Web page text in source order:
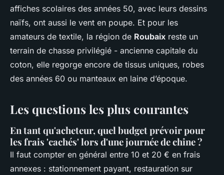
affiches scolaires des années 50, avec leurs dessins
naïfs, ont aussi le vent en poupe. Et pour les
amateurs de textile, la région de Roubaix reste un
terrain de chasse privilégié - ancienne capitale du
coton, elle regorge encore de tissus uniques, robes
des années 60 ou manteaux en laine d’époque.
Les questions les plus courantes
En tant qu'acheteur, quel budget prévoir pour
les frais 'cachés' lors d'une journée de chine ?
Il faut compter en général entre 10 et 20 € en frais
annexes : stationnement payant, restauration sur